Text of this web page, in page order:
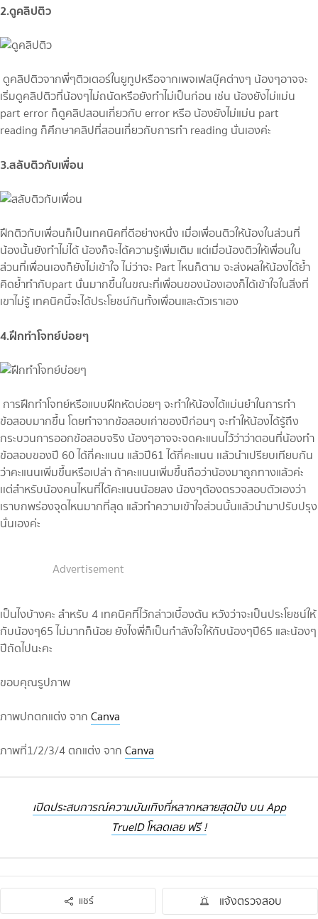
2.ดูคลิปติว
ดูคลิปติวจากพี่ๆติวเตอร์ในยูทูปหรือจากเพจเฟสบุ๊คต่างๆ น้องๆอาจจะ
เริ่มดูคลิปติวที่น้องๆไม่ถนัดหรือยังทำไม่เป็นก่อน เช่น น้องยังไม่แม่น
part error ก็ดูคลิปสอนเกี่ยวกับ error หรือ น้องยังไม่แม่น part
reading ก็ศึกษาคลิปที่สอนเกี่ยวกับการทำ reading นั่นเองค่ะ
3.สลับติวกับเพื่อน
ฝึกติวกับเพื่อนก็เป็นเทคนิคที่ดีอย่างหนึ่ง เมื่อเพื่อนติวให้น้องในส่วนที่
น้องนั้นยังทำไม่ได้ น้องก็จะได้ความรู้เพิ่มเติม แต่เมื่อน้องติวให้เพื่อนใน
ส่วนที่เพื่อนเองก็ยังไม่เข้าใจ ไม่ว่าจะ Part ไหนก็ตาม จะส่งผลให้น้องได้ย้ำ
คิดย้ำทำกับpart นั่นมากขึ้นในขณะที่เพื่อนของน้องเองก็ได้เข้าใจในสิ่งที่
เขาไม่รู้ เทคนิคนี้จะได้ประโยชน์กันทั้งเพื่อนและตัวเราเอง
4.ฝึกทำโจทย์บ่อยๆ
การฝึกทำโจทย์หรือแบบฝึกหัดบ่อยๆ จะทำให้น้องได้แม่นยำในการทำ
ข้อสอบมากขึ้น โดยทำจากข้อสอบเก่าของปีก่อนๆ จะทำให้น้องได้รู้ถึง
กระบวนการออกข้อสอบจริง น้องๆอาจจะจดคะแนนไว้ว่าว่าตอนที่น้องทำ
ข้อสอบของปี 60 ได้กี่คะแนน แล้วปี61 ได้กี่คะแนน เเล้วนำเปรียบเทียบกัน
ว่าคะแนนเพิ่มขึ้นหรือเปล่า ถ้าคะแนนเพิ่มขึ้นถือว่าน้องมาถูกทางแล้วค่ะ
เเต่สำหรับน้องคนไหนที่ได้คะแนนน้อยลง น้องๆต้องตรวจสอบตัวเองว่า
เราบกพร่องจุดไหนมากที่สุด แล้วทำความเข้าใจส่วนนั้นแล้วนำมาปรับปรุง
นั่นเองค่ะ
Advertisement
เป็นไงบ้างคะ สำหรับ 4 เทคนิคที่ไว้กล่าวเบื้องต้น หวังว่าจะเป็นประโยชน์ให้
กับน้องๆ65 ไม่มากก็น้อย ยังไงพี่ก็เป็นกำลังใจให้กับน้องๆปี65 และน้องๆ
ปีถัดไปนะคะ
ขอบคุณรูปภาพ
ภาพปกตกแต่ง จาก Canva
ภาพที่1/2/3/4 ตกแต่ง จาก Canva
เปิดประสบการณ์ความบันเทิงที่หลากหลายสุดปัง บน App
TrueID โหลดเลย ฟรี !
แชร์ แจ้งตรวจสอบ